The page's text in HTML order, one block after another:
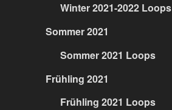
Winter 2021-2022 Loops
Sommer 2021
Sommer 2021 Loops
Frühling 2021
Frühling 2021 Loops